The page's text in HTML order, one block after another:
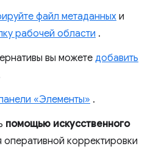
файл метаданных и
рабочей области .
вы можете добавить
«Элементы» .
помощью искусственного
оперативной корректировки